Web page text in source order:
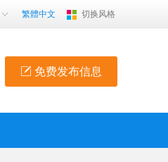
繁體中文 切换风格
免费发布信息